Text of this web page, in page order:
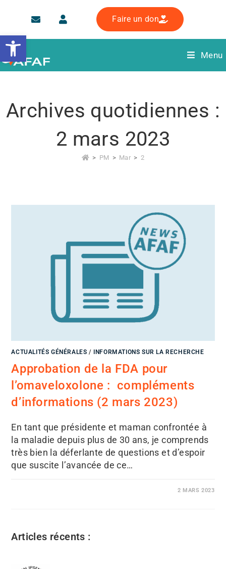
Ouvrir la barre d’outils
Faire un don
Menu
Archives quotidiennes :
2 mars 2023
> PM > Mar > 2
ACTUALITÉS GÉNÉRALES / INFORMATIONS SUR LA RECHERCHE
Approbation de la FDA pour
l’omaveloxolone : compléments
d’informations (2 mars 2023)
En tant que présidente et maman confrontée à
la maladie depuis plus de 30 ans, je comprends
très bien la déferlante de questions et d’espoir
que suscite l’avancée de ce…
2 MARS 2023
Articles récents :